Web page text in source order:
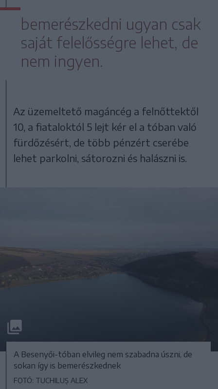
bemerészkedni ugyan csak
saját felelősségre lehet, de
nem ingyen.
Az üzemeltető magáncég a felnőttektől
10, a fiataloktól 5 lejt kér el a tóban való
fürdőzésért, de több pénzért cserébe
lehet parkolni, sátorozni és halászni is.
A Besenyői-tóban elvileg nem szabadna úszni, de
sokan így is bemerészkednek
FOTÓ: TUCHILUȘ ALEX